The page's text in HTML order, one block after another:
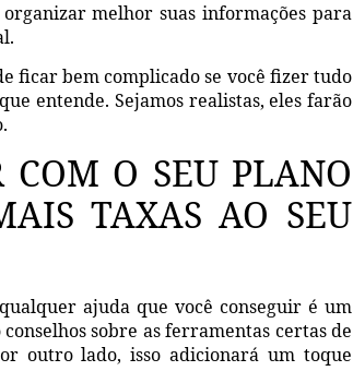
melhor suas informações para
ficar bem complicado se você fizer tudo
entende. Sejamos realistas, eles farão
COM O SEU PLANO
TAXAS AO SEU
ajuda que você conseguir é um
sobre as ferramentas certas de
outro lado, isso adicionará um toque